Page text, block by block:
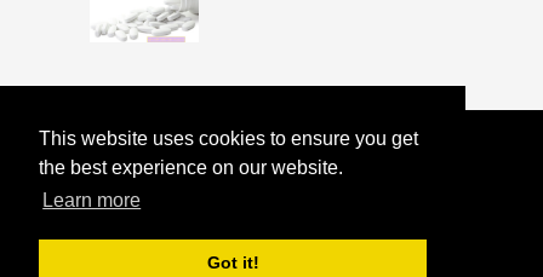
This website uses cookies to ensure you get
the best experience on our website.
Learn more
Got it!
COPYRIGHT 2026
HTTPS://LIFESTYLEMED.NET
GENETISCH BEDINGTE KRANKHEIT UND
FORSCHUNG BEIM NATIONALEN
GESUNDHEITSFONDS